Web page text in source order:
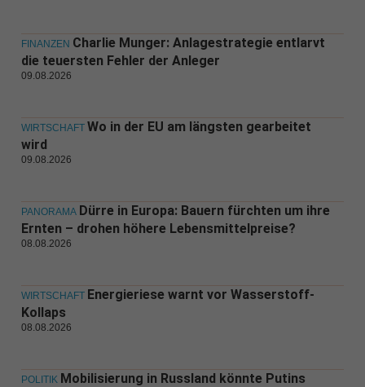
FINANZEN Charlie Munger: Anlagestrategie entlarvt
die teuersten Fehler der Anleger
09.08.2026
WIRTSCHAFT Wo in der EU am längsten gearbeitet
wird
09.08.2026
PANORAMA Dürre in Europa: Bauern fürchten um ihre
Ernten – drohen höhere Lebensmittelpreise?
08.08.2026
WIRTSCHAFT Energieriese warnt vor Wasserstoff-
Kollaps
08.08.2026
POLITIK Mobilisierung in Russland könnte Putins